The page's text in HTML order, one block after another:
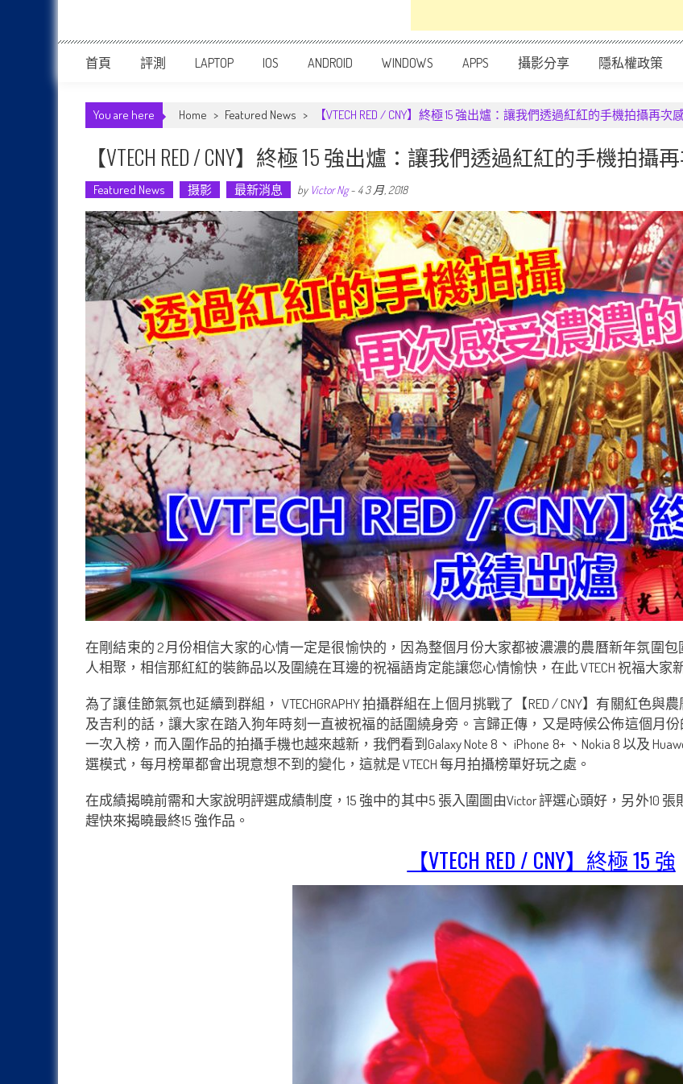
首頁 評測 LAPTOP IOS ANDROID WINDOWS APPS 攝影分享 隱私權政策
You are here Home > Featured News > 【VTECH RED / CNY】終極 15 強出爐：讓我們透過紅紅的手機拍攝再
【VTECH RED / CNY】終極 15 強出爐：讓我們透過紅紅的手機拍
Featured News 摄影 最新消息 by Victor Ng- 4 3 月, 2018
在剛結束的 2月份相信大家的心情一定是很愉快的，因為整個月份大家都被濃濃的農曆新年氛圍
人相聚，相信那紅紅的裝飾品以及圍繞在耳邊的祝福語肯定能讓您心情愉快，在此 VTECH 祝福大家
為了讓佳節氣氛也延續到群組， VTECHGRAPHY 拍攝群組在上個月挑戰了【RED / CNY】有關紅色
及吉利的話，讓大家在踏入狗年時刻一直被祝福的話圍繞身旁。言歸正傳，又是時候公佈這個月
一次入榜，而入圍作品的拍攝手機也越來越新，我們看到Galaxy Note 8、 iPhone 8+ 、Nokia 8 以及
選模式，每月榜單都會出現意想不到的變化，這就是 VTECH 每月拍攝榜單好玩之處。
在成績揭曉前需和大家說明評選成績制度，15 強中的其中5 張入圍圖由Victor 評選心頭好，另外10 張
趕快來揭曉最終15 強作品。
【VTECH RED / CNY】終極 15 強